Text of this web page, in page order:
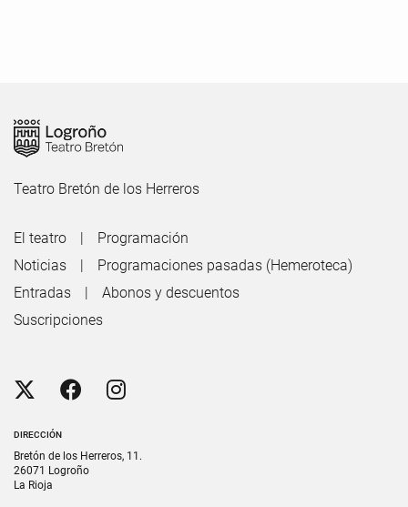
Teatro Bretón de los Herreros
DIRECCIÓN
Bretón de los Herreros, 11.
26071 Logroño
La Rioja
El teatro
Programación
Noticias
Programaciones pasadas (Hemeroteca)
Entradas
Abonos y descuentos
Suscripciones